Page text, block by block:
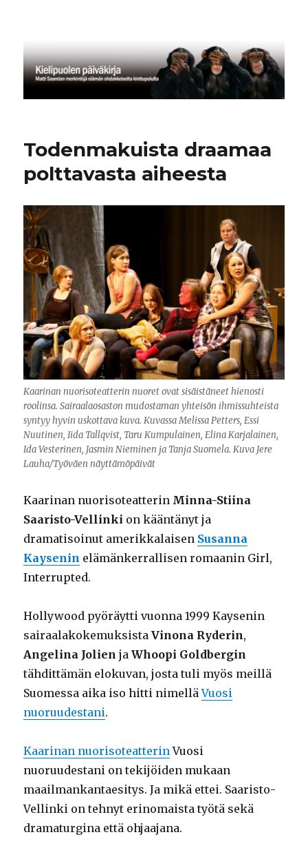
Todenmakuista draamaa
polttavasta aiheesta
Kaarinan nuorisoteatterin nuoret ovat sisäistäneet hienosti
roolinsa. Sairaalaosaston mudostaman yhteisön ihmissuhteista
syntyy hyvin uskottava kuva. Kuvassa Melissa Petters, Essi
Nuutinen, Iida Tallqvist, Taru Kumpulainen, Elina Karjalainen,
Ida Vesterinen, Jasmin Nieminen ja Tanja Suomela. Kuva Jere
Lauha/Työväen näyttämöpäivät
Kaarinan nuorisoteatterin Minna-Stiina
Saaristo-Vellinki on kääntänyt ja
dramatisoinut amerikkalaisen Susanna
Kaysenin elämänkerrallisen romaanin Girl,
Interrupted.
Hollywood pyöräytti vuonna 1999 Kaysenin
sairaalakokemuksistaVinona Ryderin,
Angelina Jolien jaWhoopi Goldbergin
tähdittämän elokuvan, josta tuli myös meillä
Suomessa aika iso hitti nimelläVuosi
nuoruudestani.
Kaarinan nuorisoteatterinVuosi
nuoruudestani on tekijöiden mukaan
maailmankantaesitys. Ja mikä ettei. Saaristo-
Vellinki on tehnyt erinomaista työtä sekä
dramaturgina että ohjaajana.